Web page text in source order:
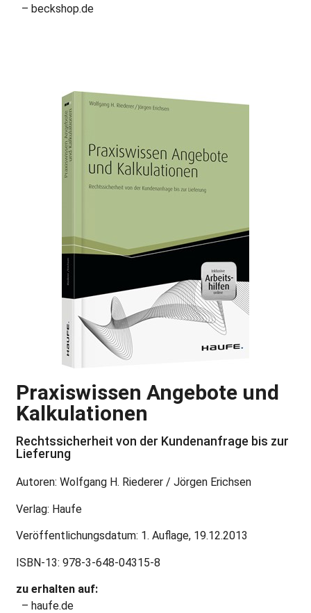
– beckshop.de
Praxiswissen Angebote und
Kalkulationen
Rechtssicherheit von der Kundenanfrage bis zur
Lieferung
Autoren: Wolfgang H. Riederer / Jörgen Erichsen
Verlag: Haufe
Veröffentlichungsdatum: 1. Auflage, 19.12.2013
ISBN-13: 978-3-648-04315-8
zu erhalten auf:
– haufe.de